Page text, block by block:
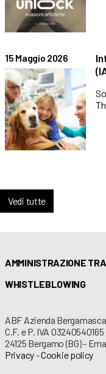
15 Maggio 2026
Vedi tutte
AMMINISTRAZIONE
WHISTLEBLOWING
ABF Azienda
C.F. e P. IVA
24125 Bergamo (BG) -
Privacy-Cookie policy